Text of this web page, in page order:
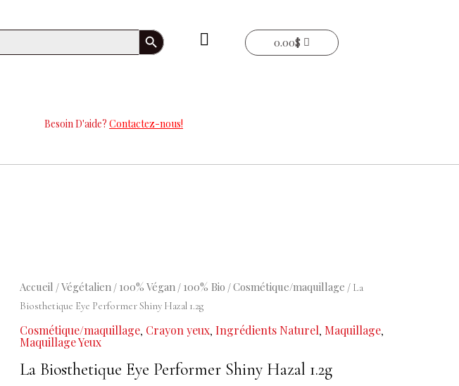
Search Button
0.00$
Besoin D'aide? Contactez-nous!
Accueil /Végétalien / 100% Végan / 100% Bio /Cosmétique/maquillage / La
Biosthetique Eye Performer Shiny Hazal 1.2g
Cosmétique/maquillage, Crayon yeux, Ingrédients Naturel, Maquillage,
Maquillage Yeux
La Biosthetique Eye Performer Shiny Hazal 1.2g
Le
prix
initial
était :
37.00$.
Le
prix
actuel
est :
18.50$.
quantité
de
Biosthetique
Performer